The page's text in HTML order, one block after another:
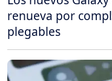
renueva por
plegables